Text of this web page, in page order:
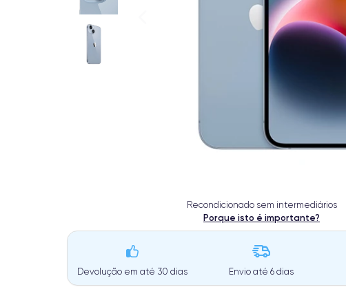
Recondicionado sem intermediários
Porque isto é importante?
Devolução em até 30 dias Envio até6 dias